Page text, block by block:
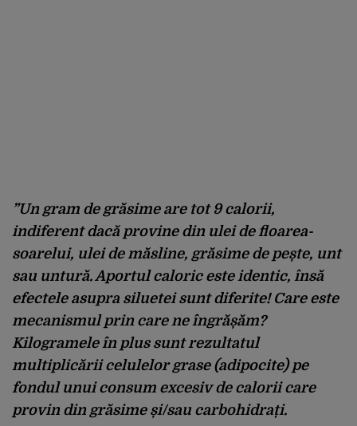
”Un gram de grăsime are tot 9 calorii,
indiferent dacă provine din ulei de floarea-
soarelui, ulei de măsline, grăsime de pește, unt
sau untură. Aportul caloric este identic, însă
efectele asupra siluetei sunt diferite! Care este
mecanismul prin care ne îngrășăm?
Kilogramele în plus sunt rezultatul
multiplicării celulelor grase (adipocite) pe
fondul unui consum excesiv de calorii care
provin din grăsime și/sau carbohidrați.